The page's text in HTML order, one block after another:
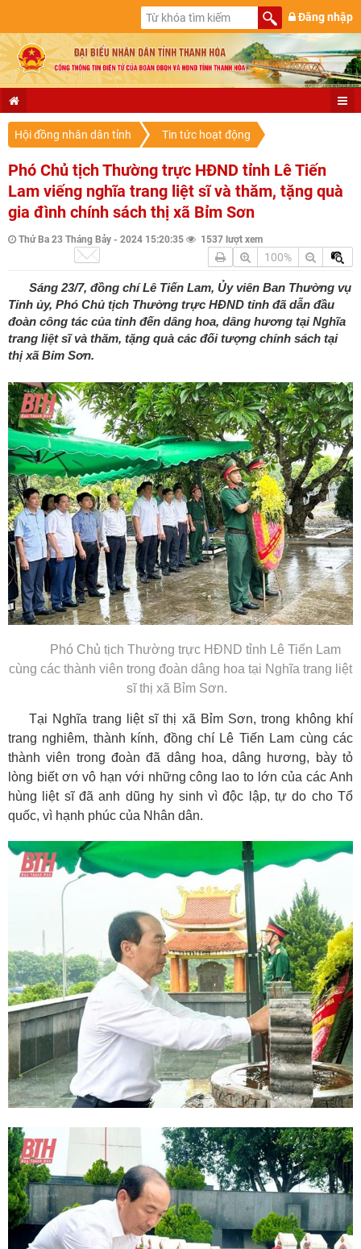
Đăng nhập
Hội đồng nhân dân tỉnh Tin tức hoạt động
Phó Chủ tịch Thường trực HĐND tỉnh Lê Tiến
Lam viếng nghĩa trang liệt sĩ và thăm, tặng quà
gia đình chính sách thị xã Bỉm Sơn
Thứ Ba 23 Tháng Bảy - 2024 15:20:35 1537 lượt xem
100%
Sáng 23/7, đồng chí Lê Tiến Lam, Ủy viên Ban Thường vụ
Tỉnh ủy, Phó Chủ tịch Thường trực HĐND tỉnh đã dẫn đầu
đoàn công tác của tỉnh đến dâng hoa, dâng hương tại Nghĩa
trang liệt sĩ và thăm, tặng quà các đối tượng chính sách tại
thị xã Bỉm Sơn.
Phó Chủ tịch Thường trực HĐND tỉnh Lê Tiến Lam
cùng các thành viên trong đoàn dâng hoa tại Nghĩa trang liệt
sĩ thị xã Bỉm Sơn.
Tại Nghĩa trang liệt sĩ thị xã Bỉm Sơn, trong không khí
trang nghiêm, thành kính, đồng chí Lê Tiến Lam cùng các
thành viên trong đoàn đã dâng hoa, dâng hương, bày tỏ
lòng biết ơn vô hạn với những công lao to lớn của các Anh
hùng liệt sĩ đã anh dũng hy sinh vì độc lập, tự do cho Tổ
quốc, vì hạnh phúc của Nhân dân.